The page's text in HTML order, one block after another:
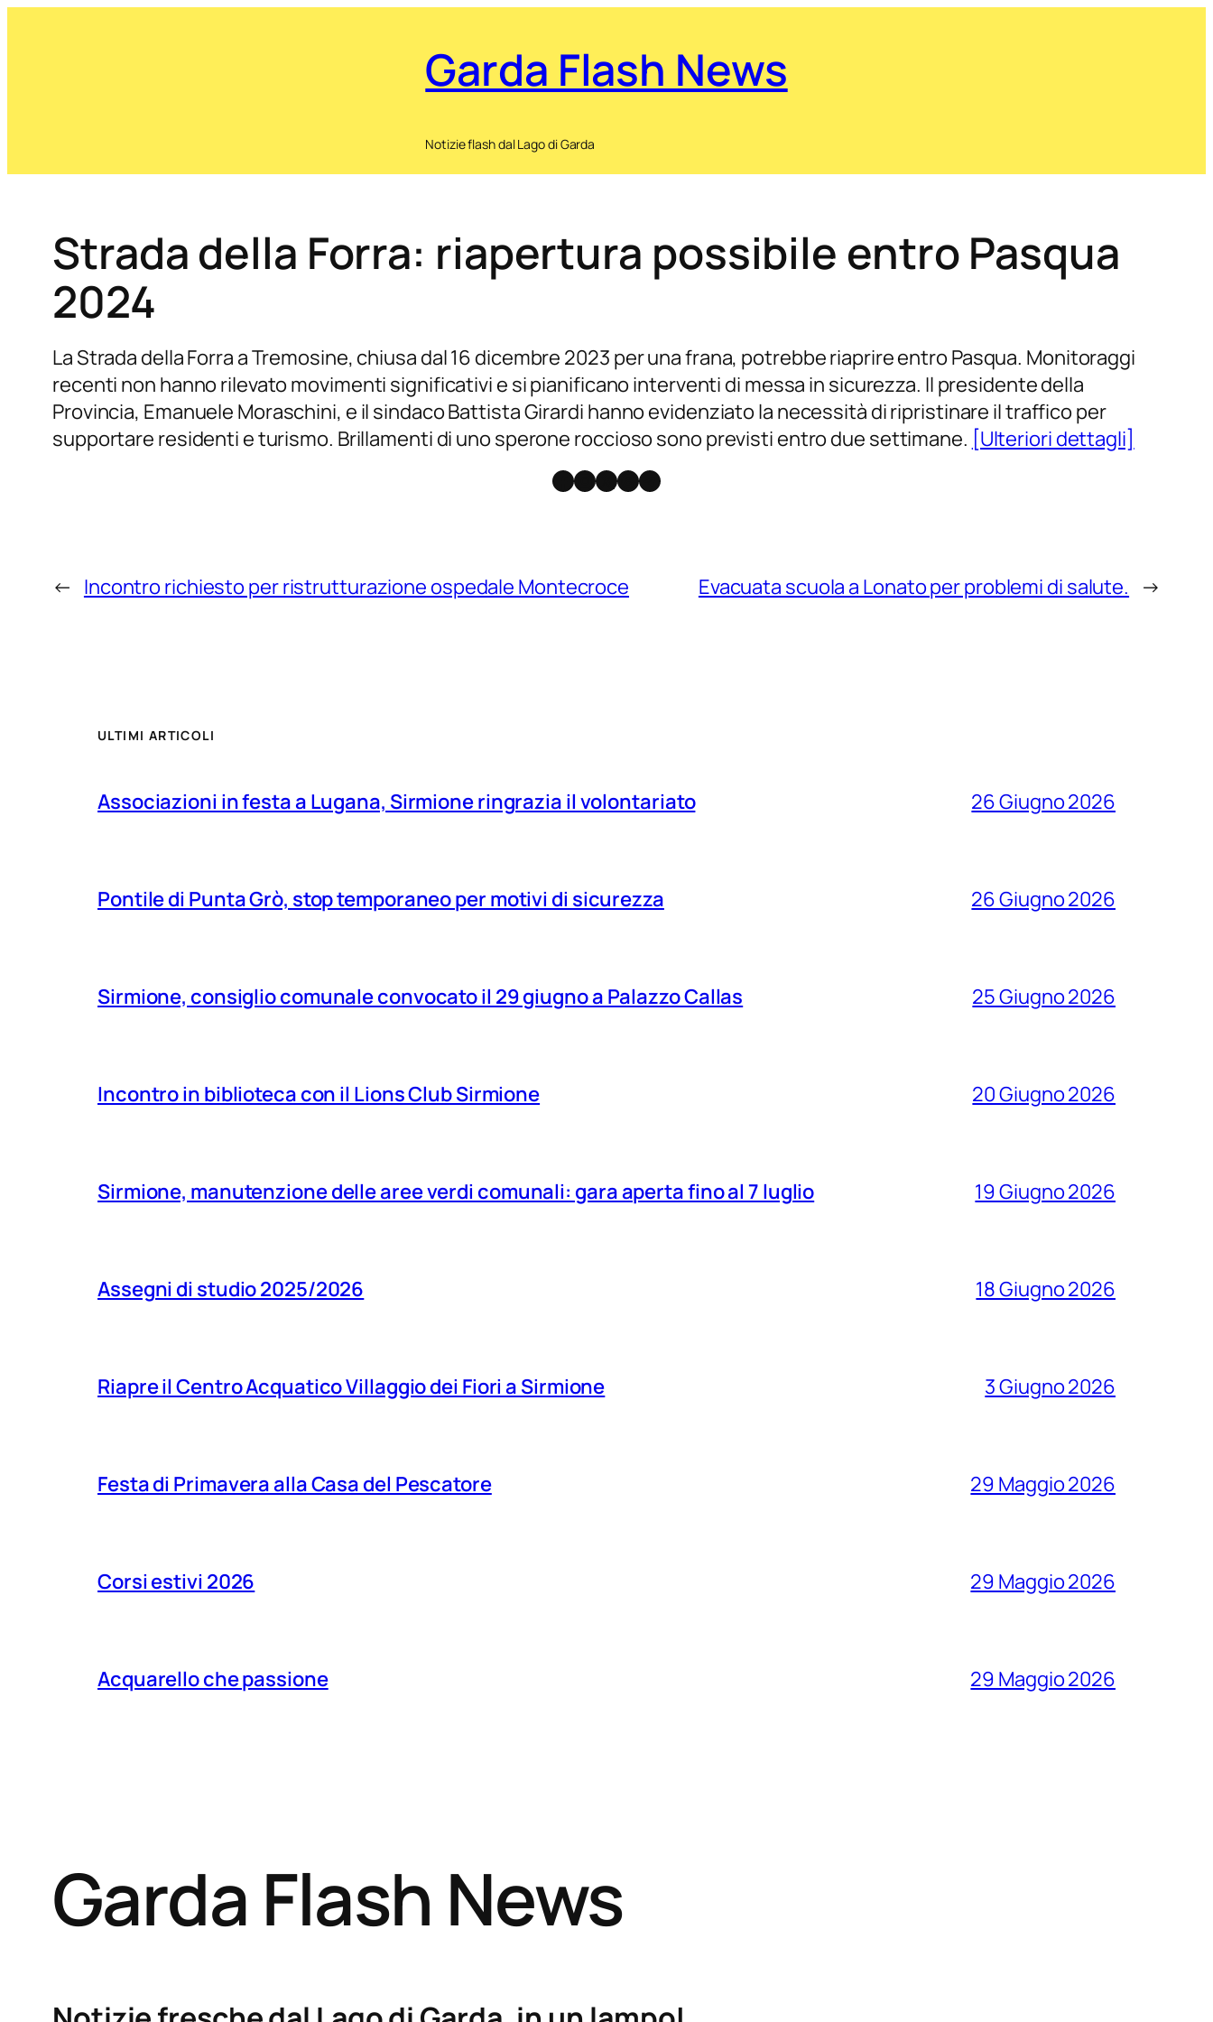
Garda Flash News
Notizie flash dal Lago di Garda
Strada della Forra: riapertura possibile entro Pasqua
2024
La Strada della Forra a Tremosine, chiusa dal 16 dicembre 2023 per una frana, potrebbe riaprire entro Pasqua. Monitoraggi
recenti non hanno rilevato movimenti significativi e si pianificano interventi di messa in sicurezza. Il presidente della
Provincia, Emanuele Moraschini, e il sindaco Battista Girardi hanno evidenziato la necessità di ripristinare il traffico per
supportare residenti e turismo. Brillamenti di uno sperone roccioso sono previsti entro due settimane. [Ulteriori dettagli]
Facebook
Instagram
X Threads
Telegram
← Incontro richiesto per ristrutturazione ospedale Montecroce Evacuata scuola a Lonato per problemi di salute. →
ULTIMI ARTICOLI
Associazioni in festa a Lugana, Sirmione ringrazia il volontariato 26 Giugno 2026
Pontile di Punta Grò, stop temporaneo per motivi di sicurezza 26 Giugno 2026
Sirmione, consiglio comunale convocato il 29 giugno a Palazzo Callas 25 Giugno 2026
Incontro in biblioteca con il Lions Club Sirmione 20 Giugno 2026
Sirmione, manutenzione delle aree verdi comunali: gara aperta fino al 7 luglio 19 Giugno 2026
Assegni di studio 2025/2026 18 Giugno 2026
Riapre il Centro Acquatico Villaggio dei Fiori a Sirmione 3 Giugno 2026
Festa di Primavera alla Casa del Pescatore 29 Maggio 2026
Corsi estivi 2026 29 Maggio 2026
Acquarello che passione 29 Maggio 2026
Garda Flash News